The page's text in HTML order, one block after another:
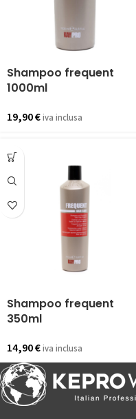
Shampoo frequent
1000ml
19,90€iva inclusa
Shampoo frequent
350ml
14,90€iva inclusa